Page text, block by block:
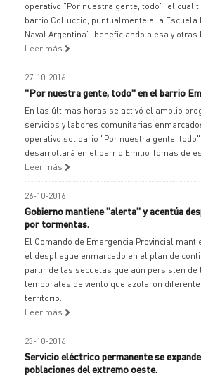
operativo "Por nuestra gente, todo", el cual
barrio Colluccio, puntualmente a la Escuela
Naval Argentina", beneficiando a esa y
Leer más
27-10-2016
"Por nuestra gente, todo" en el barrio
En las últimas horas se activó el amplio
servicios y labores comunitarias
operativo solidario "Por nuestra gente,
desarrollará en el barrio Emilio Tomás de
Leer más
26-10-2016
Gobierno mantiene "alerta" y acentúa
por tormentas.
El Comando de Emergencia Provincial
el despliegue enmarcado en el plan de
partir de las secuelas que aún persisten de
temporales de viento que azotaron
territorio.
Leer más
23-10-2016
Servicio eléctrico permanente se
poblaciones del extremo oeste.